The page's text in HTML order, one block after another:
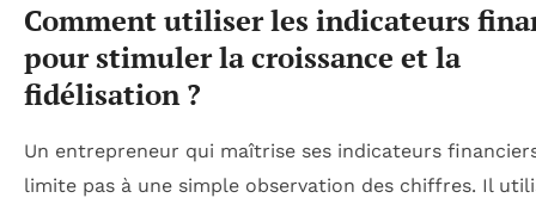
Comment utiliser les indicateurs
pour stimuler la croissance et la
fidélisation ?
Un entrepreneur qui maîtrise ses indicateurs
limite pas à une simple observation des chiffres. Il